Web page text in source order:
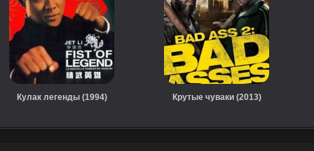
Кулак легенды (1994) Крутые чуваки (2013)